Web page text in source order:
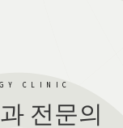
CLINIC
전문의